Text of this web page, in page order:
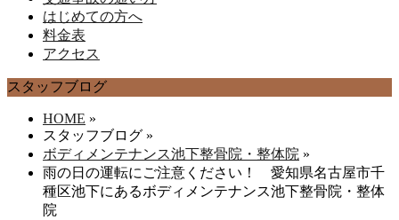
はじめての方へ
料金表
アクセス
スタッフブログ
HOME »
スタッフブログ »
ボディメンテナンス池下整骨院・整体院 »
雨の日の運転にご注意ください！ 愛知県名古屋市千
種区池下にあるボディメンテナンス池下整骨院・整体
院